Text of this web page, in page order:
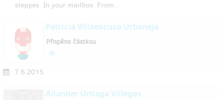
steppes. In your mailbox. From…
Patricia Villaescusa Urbaneja
7.6.2015
Přispěno částkou
Ailander Urtiaga Villegas